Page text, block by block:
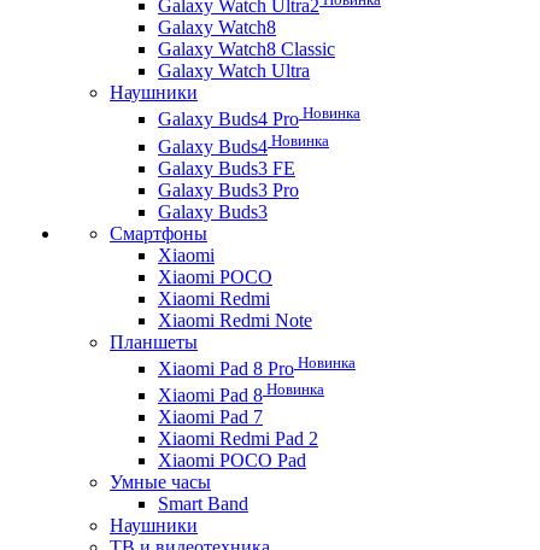
Galaxy Watch Ultra2
Galaxy Watch8
Galaxy Watch8 Classic
Galaxy Watch Ultra
Наушники
Galaxy Buds4 Pro Новинка
Galaxy Buds4 Новинка
Galaxy Buds3 FE
Galaxy Buds3 Pro
Galaxy Buds3
Смартфоны
Xiaomi
Xiaomi POCO
Xiaomi Redmi
Xiaomi Redmi Note
Планшеты
Xiaomi Pad 8 Pro Новинка
Xiaomi Pad 8 Новинка
Xiaomi Pad 7
Xiaomi Redmi Pad 2
Xiaomi POCO Pad
Умные часы
Smart Band
Наушники